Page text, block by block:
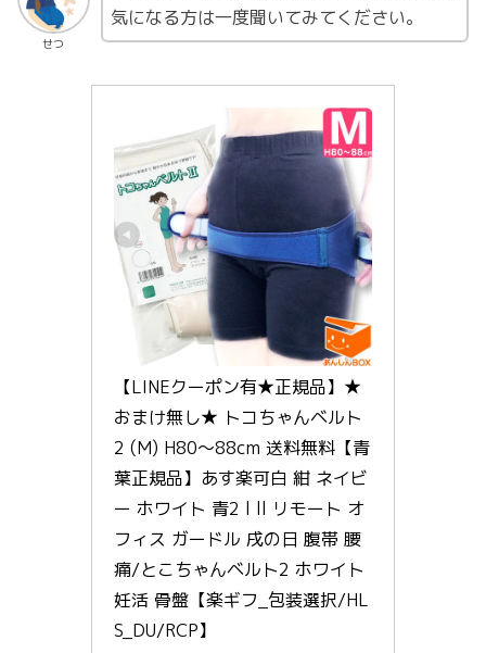
せつ
気になる方は一度聞いてみてください。
【LINEクーポン有★正規品】★
おまけ無し★ トコちゃんベルト
2 (M) H80〜88cm 送料無料【青
葉正規品】あす楽可白 紺 ネイビ
ー ホワイト 青2 l ll リモート オ
フィス ガードル 戌の日 腹帯 腰
痛/とこちゃんベルト2 ホワイト
妊活 骨盤【楽ギフ_包装選択/HL
S_DU/RCP】